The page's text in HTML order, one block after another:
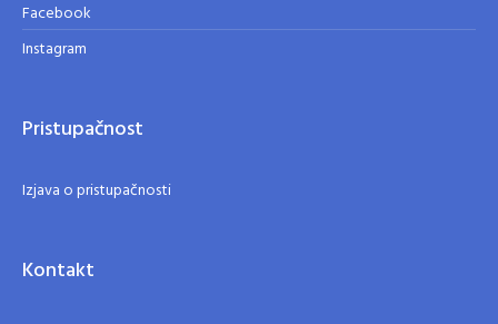
Facebook
Instagram
Pristupačnost
Izjava o pristupačnosti
Kontakt